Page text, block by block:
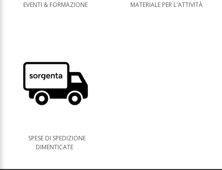
EVENTI & FORMAZIONE MATERIALE PER L'ATTIVITÀ
SPESE DI SPEDIZIONE
DIMENTICATE